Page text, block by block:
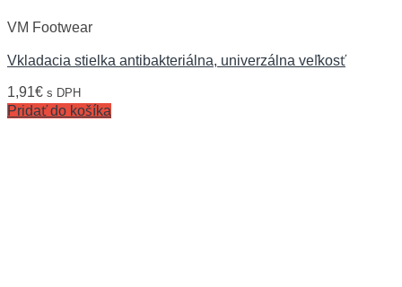
VM Footwear
Vkladacia stielka antibakteriálna, univerzálna veľkosť
1,91€ s DPH
Pridať do košíka